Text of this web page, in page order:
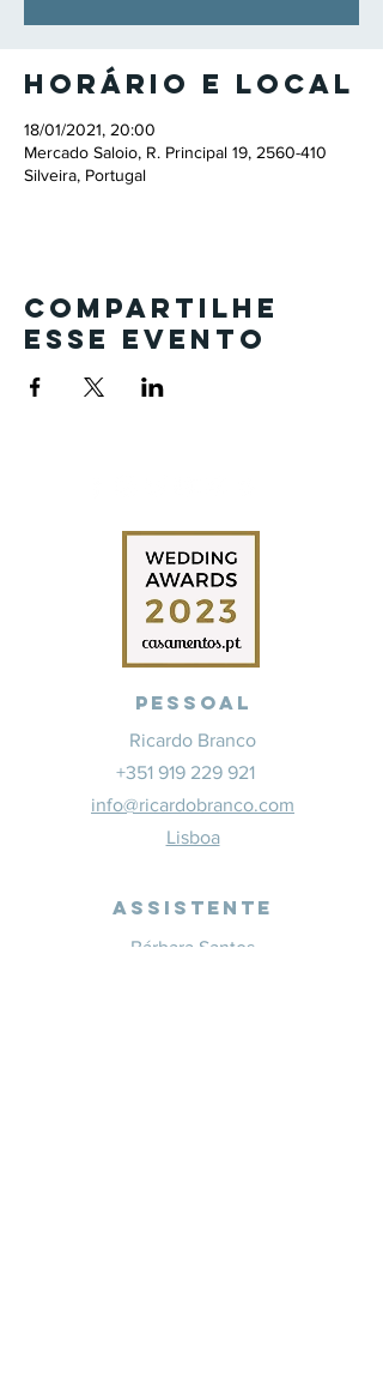
Horário e local
18/01/2021, 20:00
Mercado Saloio, R. Principal 19, 2560-410
Silveira, Portugal
Compartilhe
esse evento
Pessoal
Ricardo Branco
+351 919 229 921
info@ricardobranco.com
Lisboa
Assistente
Bárbara Santos